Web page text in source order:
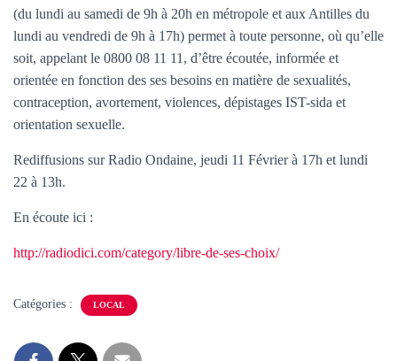
(du lundi au samedi de 9h à 20h en métropole et aux Antilles du
lundi au vendredi de 9h à 17h) permet à toute personne, où qu’elle
soit, appelant le 0800 08 11 11, d’être écoutée, informée et
orientée en fonction des ses besoins en matière de sexualités,
contraception, avortement, violences, dépistages IST-sida et
orientation sexuelle.
Rediffusions sur Radio Ondaine, jeudi 11 Février à 17h et lundi
22 à 13h.
En écoute ici :
http://radiodici.com/category/libre-de-ses-choix/
Catégories : LOCAL